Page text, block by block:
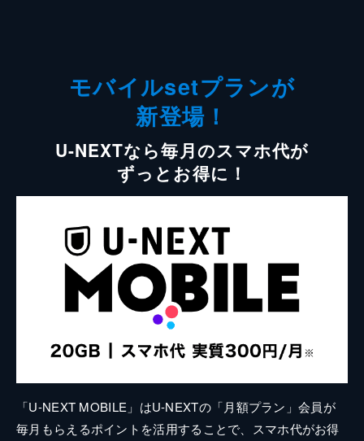
モバイルsetプランが
新登場！
U-NEXTなら毎月のスマホ代が
ずっとお得に！
「U-NEXT MOBILE」はU-NEXTの「月額プラン」会員が
毎月もらえるポイントを活用することで、スマホ代がお得